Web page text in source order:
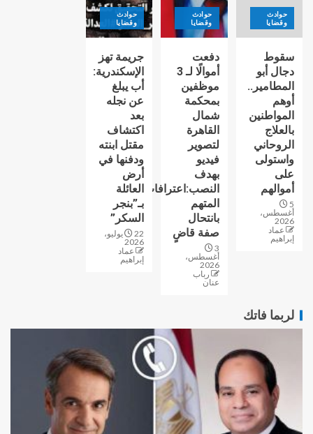
حوادث
وقضايا
سقوط
دجال أبو
المطامير..
أوهم
المواطنين
بالعلاج
الروحاني
واستولى
على
أموالهم
5
أغسطس،
2026
عماد
إبراهيم
حوادث
وقضايا
دفعت
أموالًا لـ 3
موظفين
بمحكمة
شمال
القاهرة
لتصوير
فيديو
بهدف
النصب:اعترافات
المتهم
بانتحال
صفة قاضٍ
3
أغسطس،
2026
رباب
عنان
حوادث
وقضايا
جريمة تهز
الإسكندرية:
أب يبلغ
عن نجله
بعد
اكتشاف
مقتل ابنته
ودفنها في
أرض
العائلة
بـ”بنجر
السكر”
22 يوليو،
2026
عماد
إبراهيم
لربما فاتك